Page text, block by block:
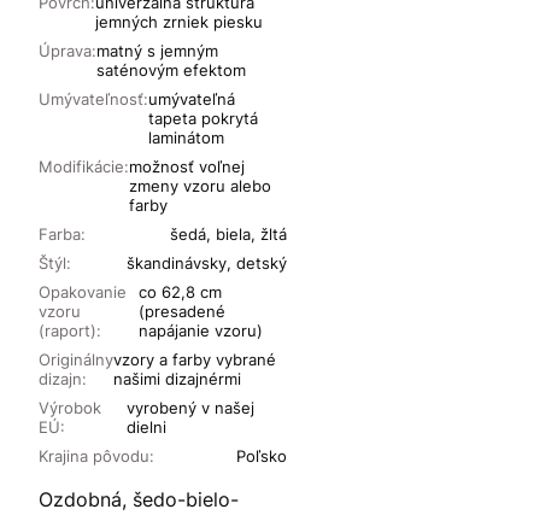
jemných zrniek piesku
Úprava:matný s jemným
saténovým efektom
Umývateľnosť:umývateľná
tapeta pokrytá
laminátom
Modifikácie:možnosť voľnej
zmeny vzoru alebo
farby
Farba:
šedá, biela, žltá
Opakovanie
vzoru
(raport):
co 62,8 cm
(presadené
napájanie vzoru)
Originálny
dizajn:
vzory a farby vybrané
našimi dizajnérmi
Výrobok
EÚ:
vyrobený v našej
dielni
Štýl: škandinávsky, detský
Krajina pôvodu: Poľsko
Ozdobná, šedo-bielo-